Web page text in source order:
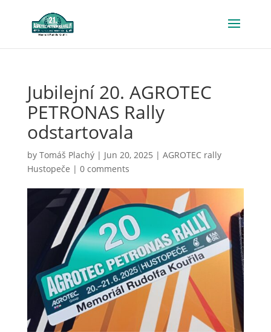
Jubilejní 20. AGROTEC
PETRONAS Rally
odstartovala
by Tomáš Plachý| Jun 20, 2025 | AGROTEC rally
Hustopeče | 0 comments